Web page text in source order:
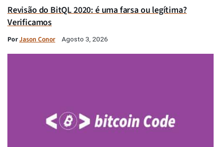
Revisão do BitQL 2020: é uma farsa ou legítima?
Verificamos
PorJason Conor Agosto 3, 2026